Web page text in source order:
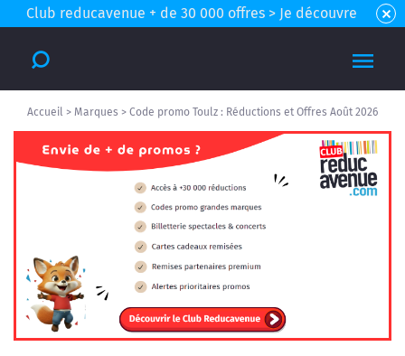
Club reducavenue + de 30 000 offres > Je découvre
Accueil > Marques > Code promo Toulz : Réductions et Offres Août 2026